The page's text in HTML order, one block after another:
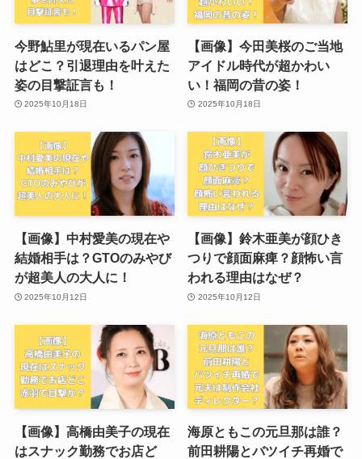
今野鮎里が現在いるパン屋
はどこ？引退理由を叶えた
姿の目撃証言も！
2025年10月18日
【画像】今田美桜のご当地
アイドル時代が超かわい
い！福岡の昔の姿！
2025年10月18日
【画像】中村愛美の現在や
結婚相手は？GTOのみやび
が超美人の大人に！
2025年10月12日
【画像】鈴木亜美が顔ひき
つりで顔面麻痺？顔怖い言
われる理由はなぜ？
2025年10月12日
【画像】高橋由美子の現在
はスナック勤務でお店ど
海原ともこの元旦那は誰？
前田耕陽とバツイチ再婚で